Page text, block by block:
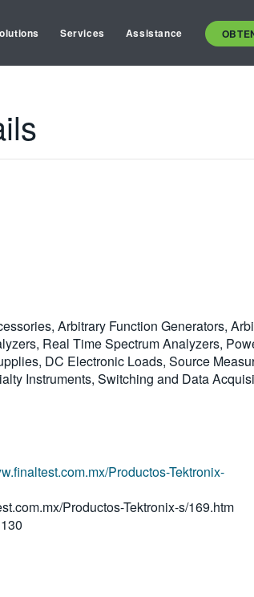
Services Assistance
Arbitrary Function Generators,
Real Time Spectrum Analyzers,
DC Electronic Loads, Source
Instruments, Switching and Data
Productos-Tektronix-
Productos-Tektronix-s/169.htm